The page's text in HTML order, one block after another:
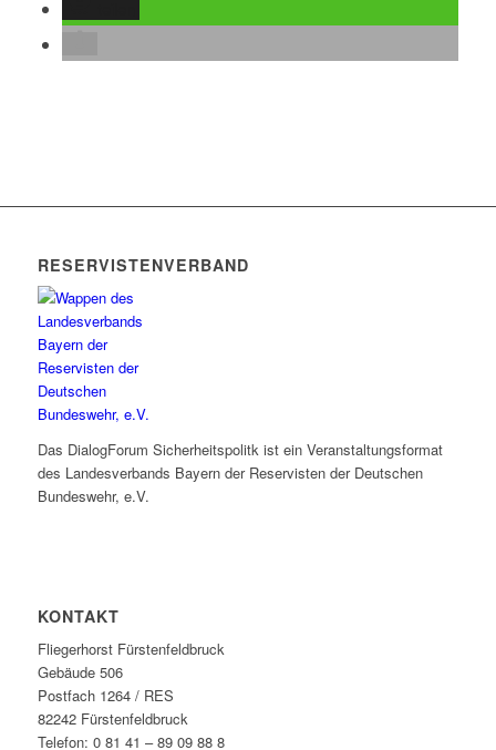
RESERVISTENVERBAND
Das DialogForum Sicherheitspolitk ist ein Veranstaltungsformat
des Landesverbands Bayern der Reservisten der Deutschen
Bundeswehr, e.V.
KONTAKT
Fliegerhorst Fürstenfeldbruck
Gebäude 506
Postfach 1264 / RES
82242 Fürstenfeldbruck
Telefon: 0 81 41 – 89 09 88 8